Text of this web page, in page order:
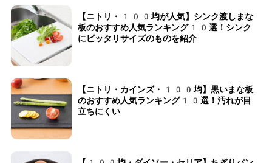
【ニトリ・100均が人気】シンク渡しまな
板のおすすめ人気ランキング10選！シンク
にピッタリサイズのものを紹介
【ニトリ・カインズ・100均】黒いまな板
のおすすめ人気ランキング10選！汚れが目
立ちにくい